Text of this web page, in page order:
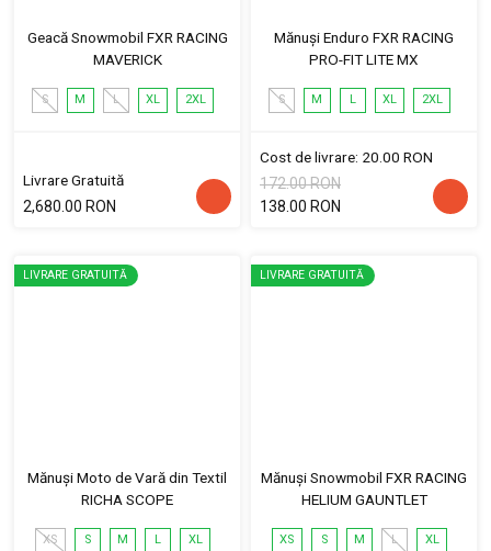
Geacă Snowmobil FXR RACING
MAVERICK
S M L XL 2XL
Livrare Gratuită
2,680.00 RON
Mănuși Enduro FXR RACING
PRO-FIT LITE MX
S M L XL 2XL
Cost de livrare: 20.00 RON
172.00 RON
138.00 RON
LIVRARE GRATUITĂ
Mănuși Moto de Vară din Textil
RICHA SCOPE
XS S M L XL
LIVRARE GRATUITĂ
Mănuși Snowmobil FXR RACING
HELIUM GAUNTLET
XS S M L XL